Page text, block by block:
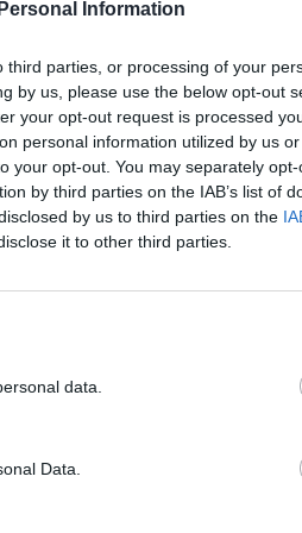
Information
parties, or processing of your
by us, please use the below opt-out
your opt-out request is processed
personal information utilized by us
your opt-out. You may separately
by third parties on the IAB’s list of
by us to third parties on the
it to other third parties.
data.
Data.
do jakiego zmuszały ich
nieuczciwi donosili na
w obozie panowała
nieuwagi, żeby stać się
da się zachować w
to, w jaki sposób się
w łagrach istnieli ludzie,
ono polegać na
filozoficzne, ponieważ
o ludobójstwie i o
ważne pytania. Pytania,
tego, jak zachowalibyśmy